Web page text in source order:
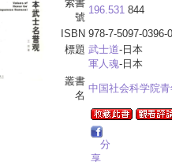
索書
號
196.531 844
ISBN 978-7-5097-0396-0
標題 武士道-日本
軍人魂-日本
叢書
名
中国社会科学院
分
享